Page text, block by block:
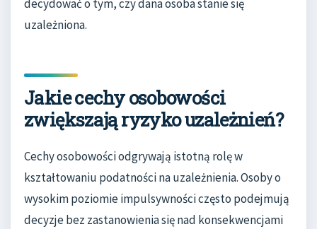
decydować o tym, czy dana osoba stanie się
uzależniona.
Jakie cechy osobowości
zwiększają ryzyko uzależnień?
Cechy osobowości odgrywają istotną rolę w
kształtowaniu podatności na uzależnienia. Osoby o
wysokim poziomie impulsywności często podejmują
decyzje bez zastanowienia się nad konsekwencjami